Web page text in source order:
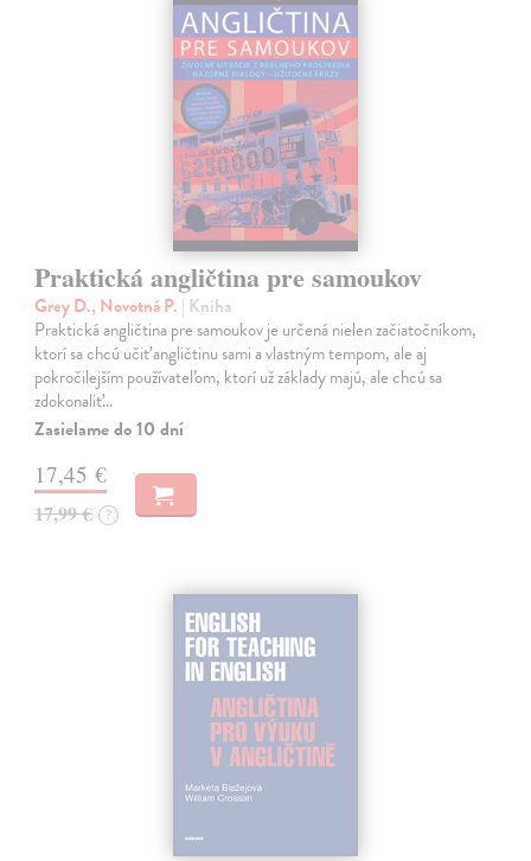
Praktická angličtina pre samoukov
Grey D., Novotná P. | Kniha
Praktická angličtina pre samoukov je určená nielen začiatočníkom,
ktorí sa chcú učiť angličtinu sami a vlastným tempom, ale aj
pokročilejším používateľom, ktorí už základy majú, ale chcú sa
zdokonaliť…
Zasielame do 10 dní
17,45 €
17,99 € ?